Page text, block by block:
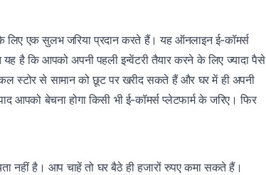
लिए एक सुलभ जरिया प्रदान करते हैं। यह ऑनलाइन ई-कॉमर्स
है कि आपको अपनी पहली इन्वेंटरी तैयार करने के लिए ज्यादा पैसे
स्टोर से सामान को छूट पर खरीद सकते हैं और घर में ही अपनी
बेचना होगा किसी भी ई-कॉमर्स प्लेटफार्म के जरिए। फिर
है। आप चाहें तो घर बैठे ही हजारों रुपए कमा सकते हैं।